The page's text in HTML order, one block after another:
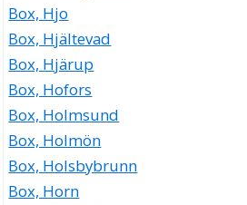
Box, Hjo
Box, Hjältevad
Box, Hjärup
Box, Hofors
Box, Holmsund
Box, Holmön
Box, Holsbybrunn
Box, Horn